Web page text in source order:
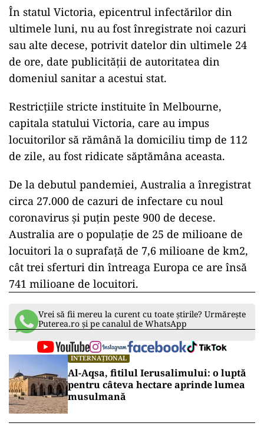
În statul Victoria, epicentrul infectărilor din
ultimele luni, nu au fost înregistrate noi cazuri
sau alte decese, potrivit datelor din ultimele 24
de ore, date publicităţii de autoritatea din
domeniul sanitar a acestui stat.
Restricţiile stricte instituite în Melbourne,
capitala statului Victoria, care au impus
locuitorilor să rămână la domiciliu timp de 112
de zile, au fost ridicate săptămâna aceasta.
De la debutul pandemiei, Australia a înregistrat
circa 27.000 de cazuri de infectare cu noul
coronavirus şi puţin peste 900 de decese.
Australia are o populație de 25 de milioane de
locuitori la o suprafață de 7,6 milioane de km2,
cât trei sferturi din întreaga Europa ce are însă
741 milioane de locuitori.
Vrei să fii mereu la curent cu toate știrile? Urmărește
Puterea.ro și pe canalul de WhatsApp
INTERNAȚIONAL
Al-Aqsa, fitilul Ierusalimului: o luptă
pentru câteva hectare aprinde lumea
musulmană